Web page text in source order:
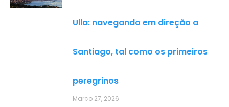
Ulla: navegando em direção a
Santiago, tal como os primeiros
peregrinos
Março 27, 2026